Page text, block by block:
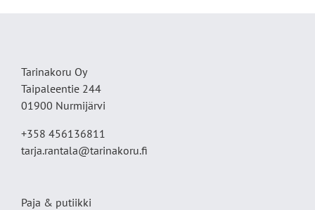
Tarinakoru Oy
Taipaleentie 244
01900 Nurmijärvi
+358 456136811
tarja.rantala@tarinakoru.fi
Paja & putiikki